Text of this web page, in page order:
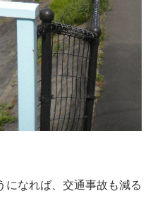
になれば、交通事故も減る